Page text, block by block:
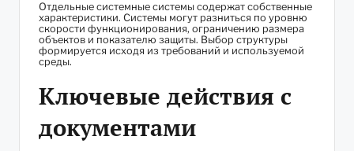
Отдельные системные системы содержат собственные
характеристики. Системы могут разниться по уровню
скорости функционирования, ограничению размера
объектов и показателю защиты. Выбор структуры
формируется исходя из требований и используемой
среды.
Ключевые действия с
документами